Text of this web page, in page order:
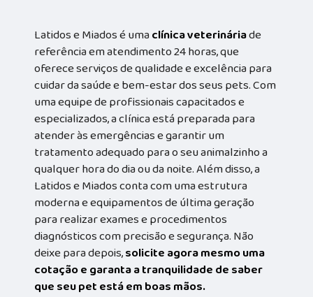
Latidos e Miados é umaclínica veterináriade
referência em atendimento 24 horas, que
oferece serviços de qualidade e excelência para
cuidar da saúde e bem-estar dos seus pets. Com
uma equipe de profissionais capacitados e
especializados, a clínica está preparada para
atender às emergências e garantir um
tratamento adequado para o seu animalzinho a
qualquer hora do dia ou da noite. Além disso, a
Latidos e Miados conta com uma estrutura
moderna e equipamentos de última geração
para realizar exames e procedimentos
diagnósticos com precisão e segurança. Não
deixe para depois,solicite agora mesmo uma
cotação e garanta a tranquilidade de saber
que seu pet está em boas mãos.